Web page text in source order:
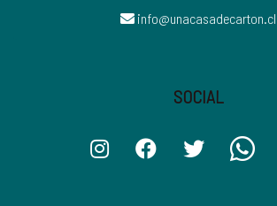
info@unacasadecarton.cl
SOCIAL